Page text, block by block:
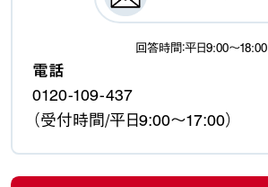
回答時間：平日9:00〜18:00
電話
0120-109-437
（受付時間/平日9:00〜17:00）